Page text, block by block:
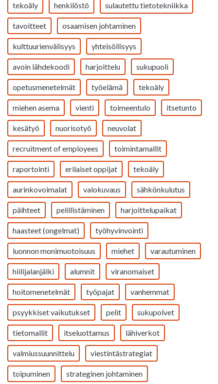
tekoäly henkilöstö sulautettu tietotekniikka
tavoitteet osaamisen johtaminen
kulttuurienvälisyys yhteisöllisyys
avoin lähdekoodi harjoittelu sukupuoli
opetusmenetelmät työelämä tekoäly
miehen asema vienti toimeentulo itsetunto
kesätyö nuorisotyö neuvolat
recruitment of employees toimintamallit
raportointi erilaiset oppijat tekoäly
aurinkovoimalat valokuvaus sähkönkulutus
päihteet pelillistäminen harjoittelupaikat
haasteet (ongelmat) työhyvinvointi
luonnon monimuotoisuus miehet varautuminen
hiilijalanjälki alumnit viranomaiset
hoitomenetelmät työpajat vanhemmat
psyykkiset vaikutukset pelit sukupolvet
tietomallit itseluottamus lähiverkot
valmiussuunnittelu viestintästrategiat
toipuminen strateginen johtaminen